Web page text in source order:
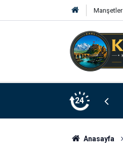
Manşetler
24
Anasayfa